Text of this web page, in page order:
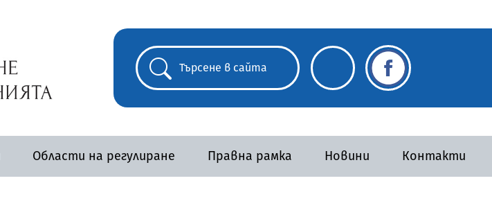
Области на регулиране Правна рамка Новини Контакти